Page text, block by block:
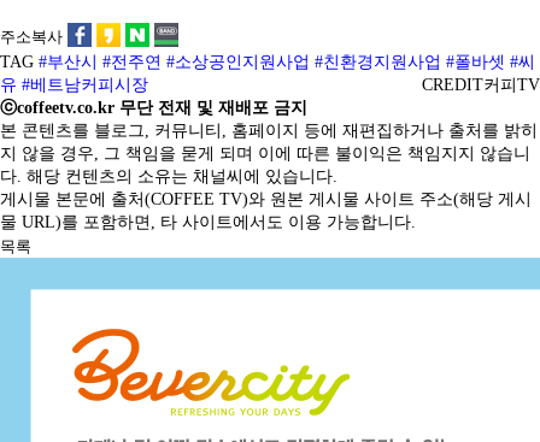
주소복사
TAG #부산시 #전주연 #소상공인지원사업 #친환경지원사업 #폴바셋 #씨
유 #베트남커피시장 CREDIT커피TV
ⓒcoffeetv.co.kr 무단 전재 및 재배포 금지
본 콘텐츠를 블로그, 커뮤니티, 홈페이지 등에 재편집하거나 출처를 밝히
지 않을 경우, 그 책임을 묻게 되며 이에 따른 불이익은 책임지지 않습니
다. 해당 컨텐츠의 소유는 채널씨에 있습니다.
게시물 본문에 출처(COFFEE TV)와 원본 게시물 사이트 주소(해당 게시
물 URL)를 포함하면, 타 사이트에서도 이용 가능합니다.
목록